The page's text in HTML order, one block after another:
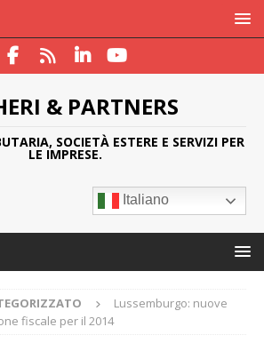
& PARTNERS
SOCIETÀ ESTERE E SERVIZI PER
LE IMPRESE.
Italiano
Lussemburgo: nuove
fiscale per il 2014